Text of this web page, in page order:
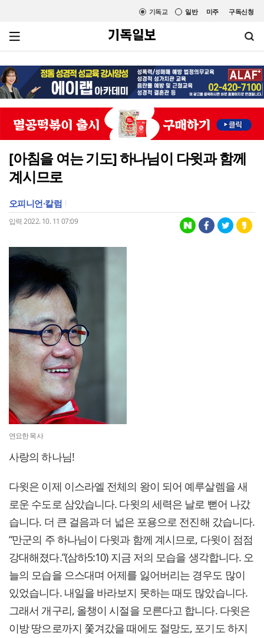
미주 구독신청
일반
기독교
[아침을 여는 기도] 하나님이 다윗과 함께
계시므로
오피니언·칼럼
입력 2022. 10. 11 07:09
연요한 목사
사랑의 하나님!
다윗은 이제 이스라엘 전체의 왕이 되어 예루살렘을 새
로운 수도로 삼았습니다. 다윗의 세력은 날로 뻗어 나갔
습니다. 더 큰 걸음과 더 넓은 포용으로 전진해 갔습니다.
“만군의 주 하나님이 다윗과 함께 계시므로, 다윗이 점점
강대해졌다.”(삼하5:10) 지금 저의 모습을 생각합니다. 오
늘의 모습을 으스대며 어제를 잃어버리는 경우도 많이
있었습니다. 내일을 바라보지 못하는 때도 많았습니다.
그래서 개구리, 올챙이 시절을 모른다고 합니다. 다윗은
이방 땅으로까지 쫓겨갔을 때에도 절망도, 포기도 하지